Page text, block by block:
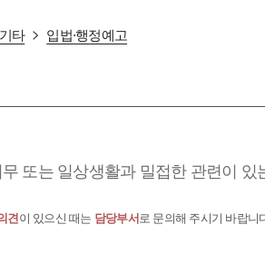
타 입법·행정예고
또는 일상생활과 밀접한 관련이
견이 있으신 때는 담당부서 로 문의해 주시기 바랍니